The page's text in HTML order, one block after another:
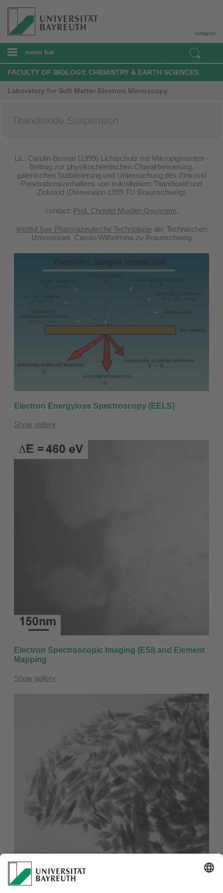
Intranet
menu bar
FACULTY OF BIOLOGY, CHEMISTRY & EARTH SCIENCES
Laboratory for Soft Matter Electron Microscopy
Titandioxide Suspension
Lit.: Carolin Bennat (1999) Lichtschutz mit Mikropigmenten -
Beitrag zur physikochemischen Charakterisierung,
galenischen Stabilisierung und Untersuchung des Zinkoxid
Penetrationsverhaltens von mikrofeinem Titandioxid und
Zinkoxid (Disseration 1999 TU Braunschweig)
contact: Prof. Christel Mueller-Goymann,
Institut fuer Pharmazeutische Technologieder Technischen
Universitaet Carolo-Wilhelmina zu Braunschweig
Electron Energyloss Spectroscopy (EELS)
Show gallery
Electron Spectroscopic Imaging (ESI) and Element
Mapping
Show gallery